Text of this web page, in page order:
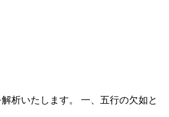
析いたします。 一、五行の欠如と